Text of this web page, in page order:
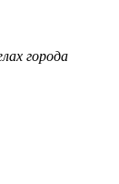
города